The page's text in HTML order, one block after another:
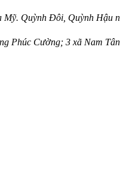
Mỹ. Quỳnh Đôi, Quỳnh Hậu
Phúc Cường; 3 xã Nam